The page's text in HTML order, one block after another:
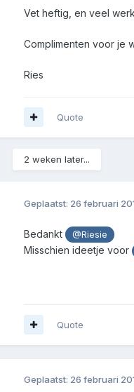
Vet heftig, en veel
Complimenten voor je
Ries
Quote
2 weken later...
Geplaatst: 26 februari
Bedankt @Riesie
Misschien ideetje voor
Quote
Geplaatst: 26 februari